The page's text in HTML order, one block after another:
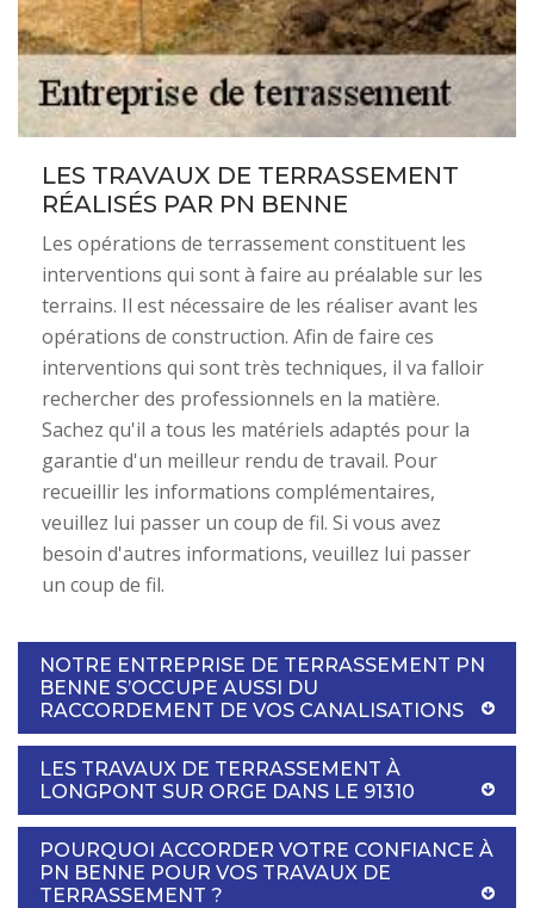
LES TRAVAUX DE TERRASSEMENT
RÉALISÉS PAR PN BENNE
Les opérations de terrassement constituent les
interventions qui sont à faire au préalable sur les
terrains. Il est nécessaire de les réaliser avant les
opérations de construction. Afin de faire ces
interventions qui sont très techniques, il va falloir
rechercher des professionnels en la matière.
Sachez qu'il a tous les matériels adaptés pour la
garantie d'un meilleur rendu de travail. Pour
recueillir les informations complémentaires,
veuillez lui passer un coup de fil. Si vous avez
besoin d'autres informations, veuillez lui passer
un coup de fil.
NOTRE ENTREPRISE DE TERRASSEMENT PN
BENNE S’OCCUPE AUSSI DU
RACCORDEMENT DE VOS CANALISATIONS
LES TRAVAUX DE TERRASSEMENT À
LONGPONT SUR ORGE DANS LE 91310
POURQUOI ACCORDER VOTRE CONFIANCE À
PN BENNE POUR VOS TRAVAUX DE
TERRASSEMENT ?